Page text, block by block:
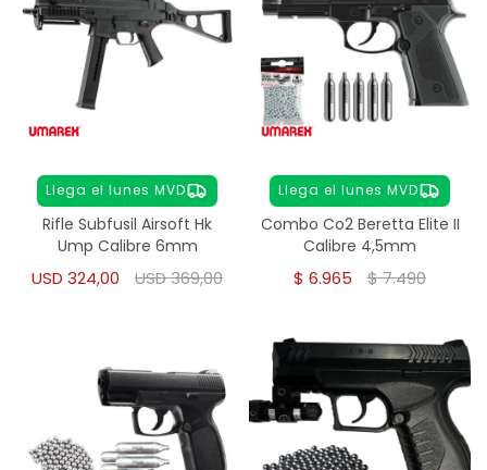
Llega el lunes MVD
Rifle Subfusil Airsoft Hk
Ump Calibre 6mm
USD 324,00 USD369,00
Llega el lunes MVD
Combo Co2 Beretta Elite II
Calibre 4,5mm
$ 6.965 $7.490